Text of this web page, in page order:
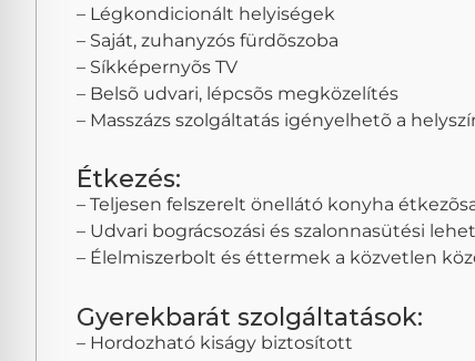
– Légkondicionált helyiségek
– Saját, zuhanyzós fürdõszoba
– Síkképernyõs TV
– Belsõ udvari, lépcsõs megközelítés
– Masszázs szolgáltatás igényelhetõ a
Étkezés:
– Teljesen felszerelt önellátó konyha
– Udvari bográcsozási és szalonnasütési
– Élelmiszerbolt és éttermek a közvetlen
Gyerekbarát szolgáltatások:
– Hordozható kiságy biztosított